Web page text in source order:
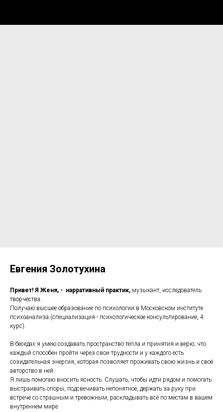
Евгения Золотухина
Привет! Я Женя, - нарративный практик, музыкант, исследователь
творчества.
Получаю высшее образование по психологии в Московском институте
психоанализа (специализация - психологическое консультирование, 4
курс).
В беседах я умею создавать пространство тепла и принятия и верю, что
каждый способен пройти через свои трудности и у каждого есть
созидательная энергия, которая позволяет проживать свою жизнь и своё
авторство в ней.
Я лишь помогаю вносить ясность. Слушать, чтобы идти рядом и помогать
выстраивать опоры, подсвечивать непонятное, держать за руку при
встрече со страшным и тревожным, раскладывать всё по местам в вашем
внутреннем мире.